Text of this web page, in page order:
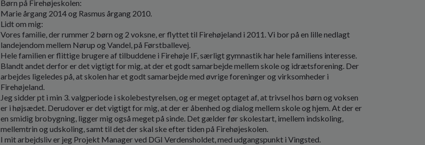
Børn på Firehøjeskolen:
Marie årgang 2014 og Rasmus årgang 2010.
Lidt om mig:
Vores familie, der rummer 2 børn og 2 voksne, er flyttet til Firehøjeland i 2011. Vi bor på en lille nedlagt
landejendom mellem Nørup og Vandel, på Førstballevej.
Hele familien er flittige brugere af tilbuddene i Firehøje IF, særligt gymnastik har hele familiens interesse.
Blandt andet derfor er det vigtigt for mig, at der et godt samarbejde mellem skole og idrætsforening. Der
arbejdes ligeledes på, at skolen har et godt samarbejde med øvrige foreninger og virksomheder i
Firehøjeland.
Jeg sidder pt i min 3. valgperiode i skolebestyrelsen, og er meget optaget af, at trivsel hos børn og voksen
er i højsædet. Derudover er det vigtigt for mig, at der er åbenhed og dialog mellem skole og hjem. At der er
en smidig brobygning, ligger mig også meget på sinde. Det gælder før skolestart, imellem indskoling,
mellemtrin og udskoling, samt til det der skal ske efter tiden på Firehøjeskolen.
I mit arbejdsliv er jeg Projekt Manager ved DGI Verdensholdet, med udgangspunkt i Vingsted.